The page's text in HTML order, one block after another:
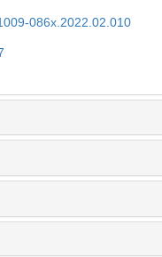
086x.2022.02.010